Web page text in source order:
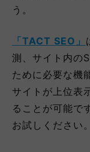
う。
「TACT SEO」
測、サイト内の
ために必要な機
サイトが上位表
ることが可能で
お試しください。